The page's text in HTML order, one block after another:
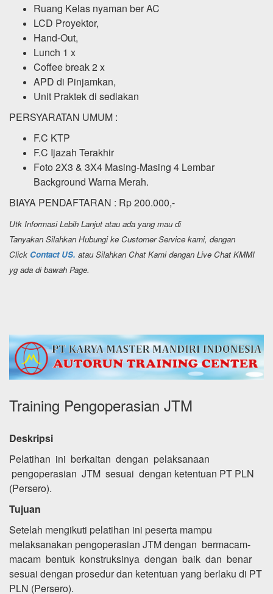
Ruang Kelas nyaman ber AC
LCD Proyektor,
Hand-Out,
Lunch 1 x
Coffee break 2 x
APD di Pinjamkan,
Unit Praktek di sediakan
PERSYARATAN UMUM :
F.C KTP
F.C Ijazah Terakhir
Foto 2X3 & 3X4 Masing-Masing 4 Lembar
Background Warna Merah.
BIAYA PENDAFTARAN : Rp 200.000,-
Utk Informasi Lebih Lanjut atau ada yang mau di
Tanyakan Silahkan Hubungi ke Customer Service kami, dengan
Click Contact US. atau Silahkan Chat Kami dengan Live Chat KMMI
yg ada di bawah Page.
Training Pengoperasian JTM
Deskripsi
Pelatihan ini berkaitan dengan pelaksanaan
pengoperasian JTM sesuai dengan ketentuan PT PLN
(Persero).
Tujuan
Setelah mengikuti pelatihan ini peserta mampu
melaksanakan pengoperasian JTM dengan bermacam-
macam bentuk konstruksinya dengan baik dan benar
sesuai dengan prosedur dan ketentuan yang berlaku di PT
PLN (Persero).